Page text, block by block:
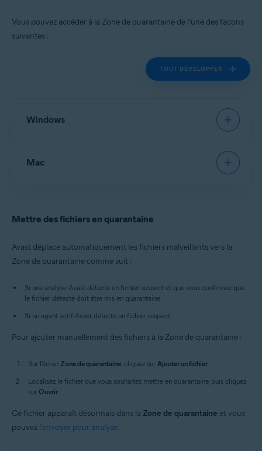
Vous pouvez accéder à la Zone de quarantaine de l’une des façons
suivantes :
TOUT DÉVELOPPER
Windows
:
quarantaine.
notification de la barre des tâches Windows,
cliquer avec le bouton droit sur
puis sélectionner
Ouvrir la Zone de quarantaine
Mac
sélectionné, puis accédez àZone de quarantaine.
quarantaine.
Mettre des fichiers en quarantaine
Avast déplace automatiquement les fichiers malveillants vers la
Zone de quarantaine comme suit :
Si une analyse Avast détecte un fichier suspect et que vous confirmez que
le fichier détecté doit être mis en quarantaine.
Si un agent actif Avast détecte un fichier suspect.
Pour ajouter manuellement des fichiers à la Zone de quarantaine :
Sur l'écran Zone de quarantaine, cliquez sur Ajouter un fichier.
Localisez le fichier que vous souhaitez mettre en quarantaine, puis cliquez
sur Ouvrir.
Ce fichier apparaît désormais dans la Zone de quarantaine et vous
pouvez l’envoyer pour analyse.